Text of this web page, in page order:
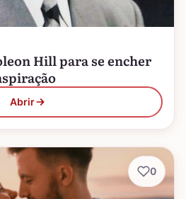
Hill para se encher
Abrir
0